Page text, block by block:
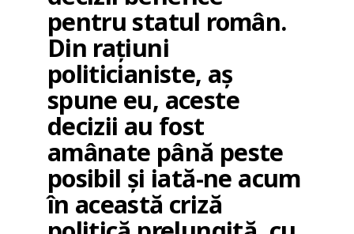
pentru statul român.
Din rațiuni
politicianiste, aș
spune eu, aceste
decizii au fost
amânate până peste
posibil și iată-ne acum
în această criză